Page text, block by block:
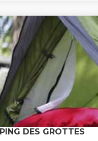
DES GROTTES